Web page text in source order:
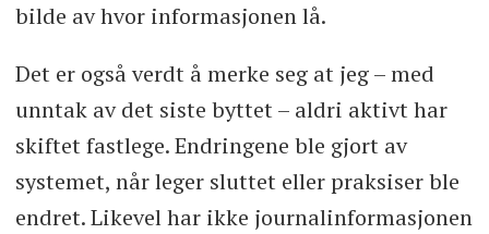
bilde av hvor informasjonen lå.
Det er også verdt å merke seg at jeg – med
unntak av det siste byttet – aldri aktivt har
skiftet fastlege. Endringene ble gjort av
systemet, når leger sluttet eller praksiser ble
endret. Likevel har ikke journalinformasjonen